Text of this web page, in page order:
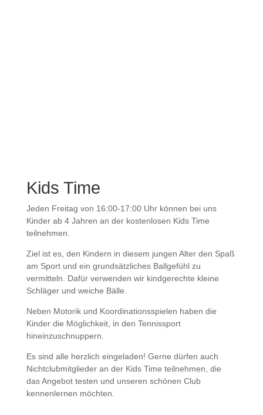
Kids Time
Jeden Freitag von 16:00-17:00 Uhr können bei uns
Kinder ab 4 Jahren an der kostenlosen Kids Time
teilnehmen.
Ziel ist es, den Kindern in diesem jungen Alter den Spaß
am Sport und ein grundsätzliches Ballgefühl zu
vermitteln. Dafür verwenden wir kindgerechte kleine
Schläger und weiche Bälle.
Neben Motorik und Koordinationsspielen haben die
Kinder die Möglichkeit, in den Tennissport
hineinzuschnuppern.
Es sind alle herzlich eingeladen! Gerne dürfen auch
Nichtclubmitglieder an der Kids Time teilnehmen, die
das Angebot testen und unseren schönen Club
kennenlernen möchten.